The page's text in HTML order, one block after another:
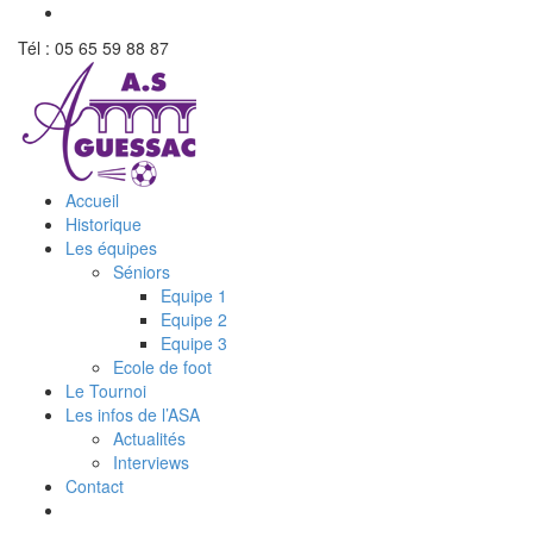
Tél : 05 65 59 88 87
Accueil
Historique
Les équipes
Séniors
Equipe 1
Equipe 2
Equipe 3
Ecole de foot
Le Tournoi
Les infos de l’ASA
Actualités
Interviews
Contact